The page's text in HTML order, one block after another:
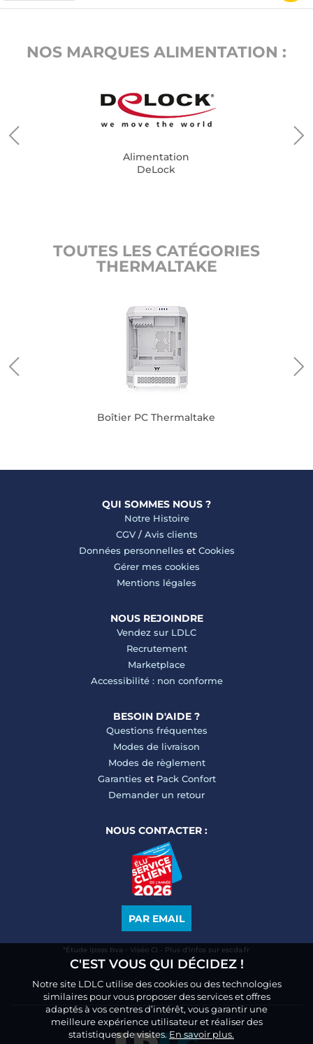
NOS MARQUES ALIMENTATION :
Alimentation
DeLock
TOUTES LES CATÉGORIES
THERMALTAKE
Boîtier PC Thermaltake
QUI SOMMES NOUS ?
Notre Histoire
CGV/ Avis clients
Données personnelles et Cookies
Gérer mes cookies
Mentions légales
NOUS REJOINDRE
Vendez sur LDLC
Recrutement
Marketplace
Accessibilité : non conforme
BESOIN D'AIDE ?
Questions fréquentes
Modes de livraison
Modes de règlement
Garanties et Pack Confort
Demander un retour
NOUS CONTACTER :
PAR EMAIL
*Étude Ipsos bva - Viséo CI - Plus d’infos sur escda.fr
C'EST VOUS QUI DÉCIDEZ !
Notre site LDLC utilise des cookies ou des technologies
similaires pour vous proposer des services et offres
adaptés à vos centres d’intérêt, vous garantir une
meilleure expérience utilisateur et réaliser des
statistiques de visites.En savoir plus.